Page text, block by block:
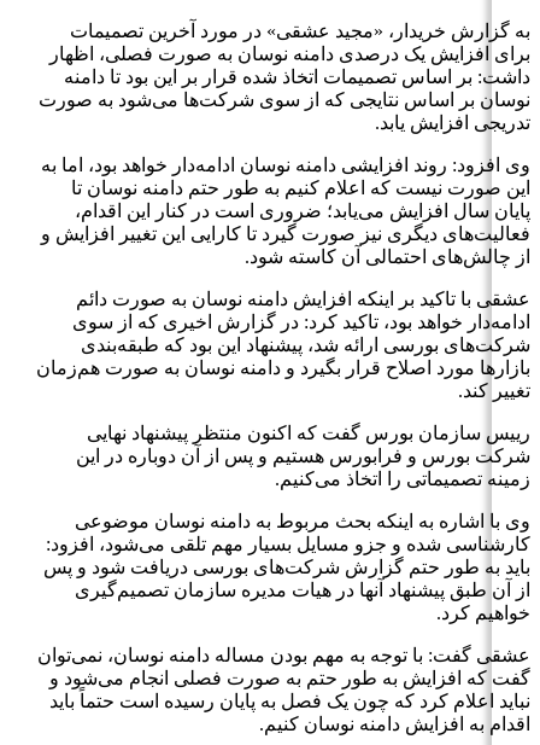
به گزارش خریدار، «مجید عشقی» در مورد آخرین تصمیمات
برای افزایش یک درصدی دامنه نوسان به صورت فصلی، اظهار
داشت: بر اساس تصمیمات اتخاذ شده قرار بر این بود تا دامنه
نوسان بر اساس نتایجی که از سوی شرکت‌ها می‌شود به صورت
تدریجی افزایش یابد.
وی افزود: روند افزایشی دامنه نوسان ادامه‌دار خواهد بود، اما به
این صورت نیست که اعلام کنیم به طور حتم دامنه نوسان تا
پایان سال افزایش می‌یابد؛ ضروری است در کنار این اقدام،
فعالیت‌های دیگری نیز صورت گیرد تا کارایی این تغییر افزایش و
از چالش‌های احتمالی آن کاسته شود.
عشقی با تاکید بر اینکه افزایش دامنه نوسان به صورت دائم
ادامه‌دار خواهد بود، تاکید کرد: در گزارش اخیری که از سوی
شرکت‌های بورسی ارائه شد، پیشنهاد این بود که طبقه‌بندی
بازارها مورد اصلاح قرار بگیرد و دامنه نوسان به صورت هم‌زمان
تغییر کند.
رییس سازمان بورس گفت که اکنون منتظر پیشنهاد نهایی
شرکت بورس و فرابورس هستیم و پس از آن دوباره در این
زمینه تصمیماتی را اتخاذ می‌کنیم.
وی با اشاره به اینکه بحث مربوط به دامنه نوسان موضوعی
کارشناسی شده و جزو مسایل بسیار مهم تلقی می‌شود، افزود:
باید به طور حتم گزارش شرکت‌های بورسی دریافت شود و پس
از آن طبق پیشنهاد آنها در هیات مدیره سازمان تصمیم‌گیری
خواهیم کرد.
عشقی گفت: با توجه به مهم بودن مساله دامنه نوسان، نمی‌توان
گفت که افزایش به طور حتم به صورت فصلی انجام می‌شود و
نباید اعلام کرد که چون یک فصل به پایان رسیده است حتماً باید
اقدام به افزایش دامنه نوسان کنیم.